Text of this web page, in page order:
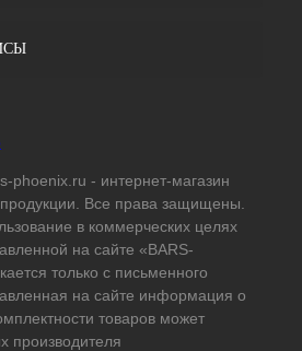
phoenix.ru - интернет-магазин
продукции. Все права защищены.
в коммерческих целях
на сайте «BARS-
только с письменного
на сайте информация о
товаров может
производителя